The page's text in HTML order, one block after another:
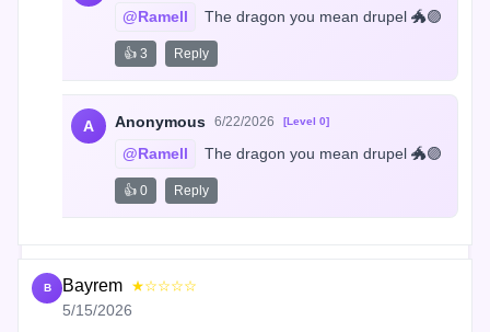
@Ramell The dragon you mean drupel 🐲🟣
👍 3 Reply
A Anonymous 6/22/2026 [Level 0]
@Ramell The dragon you mean drupel 🐲🟣
👍 0 Reply
B Bayrem ★☆☆☆☆
5/15/2026